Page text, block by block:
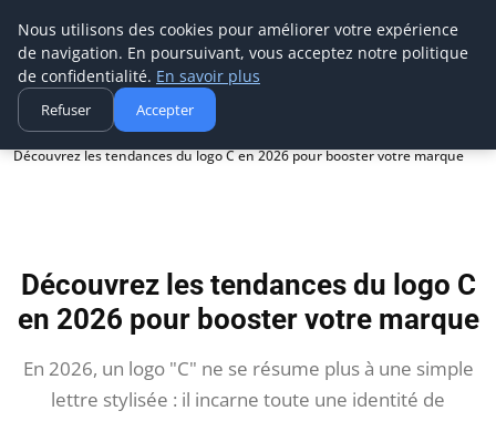
Aecme
Accueil
Découvrez les tendances du logo C en 2026 pour booster votre marque
Découvrez les tendances du logo C
en 2026 pour booster votre marque
En 2026, un logo "C" ne se résume plus à une simple
lettre stylisée : il incarne toute une identité de
Nous utilisons des cookies pour améliorer votre expérience
de navigation. En poursuivant, vous acceptez notre politique
de confidentialité. En savoir plus
Refuser Accepter